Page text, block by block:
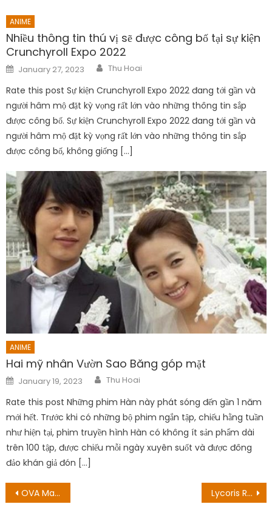
ANIME
Nhiều thông tin thú vị sẽ được công bố tại sự kiện
Crunchyroll Expo 2022
Posted
on
January 27, 2023 Author
Thu Hoai
Rate this post Sự kiện Crunchyroll Expo 2022 đang tới gần và
người hâm mộ đặt kỳ vọng rất lớn vào những thông tin sắp
được công bố. Sự kiện Crunchyroll Expo 2022 đang tới gần và
người hâm mộ đặt kỳ vọng rất lớn vào những thông tin sắp
được công bố, không giống […]
ANIME
Hai mỹ nhân Vườn Sao Băng góp mặt
Posted
on
January 19, 2023 Author
Thu Hoai
Rate this post Những phim Hàn này phát sóng đến gần 1 năm
mới hết. Trước khi có những bộ phim ngắn tập, chiếu hằng tuần
như hiện tại, phim truyền hình Hàn có không ít sản phẩm dài
trên 100 tập, được chiếu mỗi ngày xuyên suốt và được đông
đảo khán giả đón […]
Post
OVA Made In Abyss Season 2 được công bố Lycoris Recoil Tập 12 Ngày phát hành: Hành động của Chisato & Takina tiếp tục!